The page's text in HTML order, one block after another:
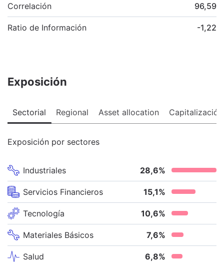
Correlación 96,59
Ratio de Información -1,22
Exposición
Sectorial Regional Asset allocation Capitalización
Exposición por sectores
Industriales 28,6%
Servicios Financieros 15,1%
Tecnología 10,6%
Materiales Básicos 7,6%
Salud 6,8%